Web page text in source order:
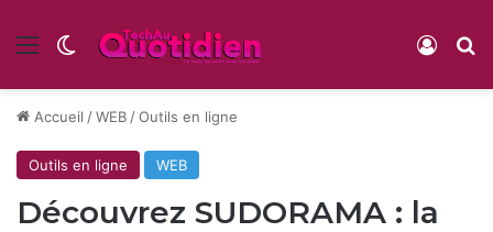
Menu Switch skin
Accueil /WEB /Outils en ligne
Outils en ligne WEB
Découvrez SUDORAMA : la